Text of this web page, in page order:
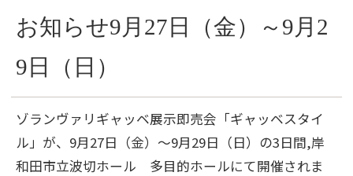
お知らせ9月27日（金）～9月2
9日（日）
ゾランヴァリギャッベ展示即売会「ギャッベスタイ
ル」が、9月27日（金）～9月29日（日）の3日間,岸
和田市立波切ホール 多目的ホールにて開催されま